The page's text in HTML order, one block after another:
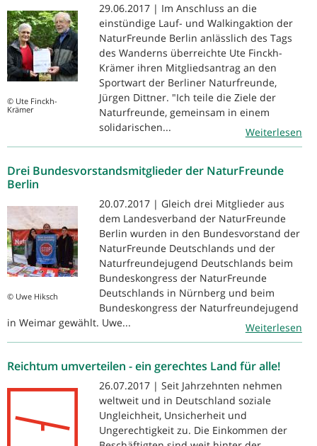
© Ute Finckh-
Krämer
29.06.2017 | Im Anschluss an die
einstündige Lauf- und Walkingaktion der
NaturFreunde Berlin anlässlich des Tags
des Wanderns überreichte Ute Finckh-
Krämer ihren Mitgliedsantrag an den
Sportwart der Berliner Naturfreunde,
Jürgen Dittner. "Ich teile die Ziele der
Naturfreunde, gemeinsam in einem
solidarischen...
Weiterlesen
Drei Bundesvorstandsmitglieder der NaturFreunde
Berlin
© Uwe Hiksch
20.07.2017 | Gleich drei Mitglieder aus
dem Landesverband der NaturFreunde
Berlin wurden in den Bundesvorstand der
NaturFreunde Deutschlands und der
Naturfreundejugend Deutschlands beim
Bundeskongress der NaturFreunde
Deutschlands in Nürnberg und beim
Bundeskongress der Naturfreundejugend
in Weimar gewählt. Uwe...
Weiterlesen
Reichtum umverteilen - ein gerechtes Land für alle!
26.07.2017 | Seit Jahrzehnten nehmen
weltweit und in Deutschland soziale
Ungleichheit, Unsicherheit und
Ungerechtigkeit zu. Die Einkommen der